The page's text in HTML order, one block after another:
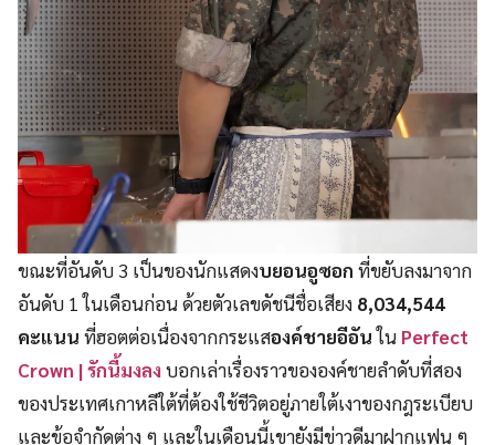
ขณะที่อันดับ 3 เป็นของนักแสดงบยอนอูซอก ที่ขยับลงมาจาก
อันดับ 1 ในเดือนก่อน ด้วยตัวเลขดัชนีชื่อเสียง 8,034,544
คะแนน ที่ฮอตต่อเนื่องจากกระแสองค์ชายอีอันใน Perfect
Crown | รักนี้มงลงบอกเล่าเรื่องราวขององค์ชายลำดับที่สอง
ของประเทศเกาหลีใต้ที่ต้องใช้ชีวิตอยู่ภายใต้เงาของกฎระเบียบ
และข้อจำกัดต่าง ๆ และในเดือนนี้เขายังมีข่าวดีมาฝากแฟน ๆ